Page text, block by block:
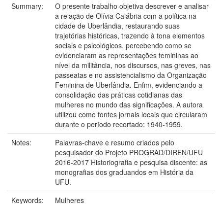
Summary:
O presente trabalho objetiva descrever e analisar
a relação de Olívia Calábria com a política na
cidade de Uberlândia, restaurando suas
trajetórias históricas, trazendo à tona elementos
sociais e psicológicos, percebendo como se
evidenciaram as representações femininas ao
nível da militância, nos discursos, nas greves, nas
passeatas e no assistencialismo da Organização
Feminina de Uberlândia. Enfim, evidenciando a
consolidação das práticas cotidianas das
mulheres no mundo das significações. A autora
utilizou como fontes jornais locais que circularam
durante o período recortado: 1940-1959.
Notes:
Palavras-chave e resumo criados pelo
pesquisador do Projeto PROGRAD/DIREN/UFU
2016-2017 Historiografia e pesquisa discente: as
monografias dos graduandos em História da
UFU.
Keywords:
Mulheres